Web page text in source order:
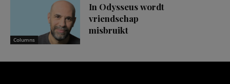
Columns
In Odysseus wordt
vriendschap
misbruikt